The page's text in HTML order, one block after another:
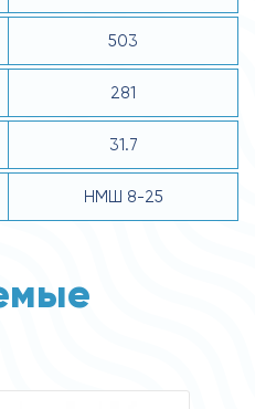
503
281
31.7
НМШ 8-25